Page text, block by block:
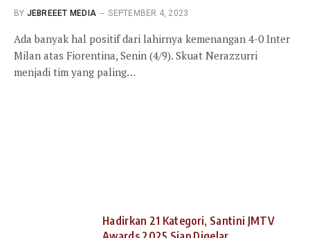
BY JEBREEET MEDIA SEPTEMBER 4, 2023
Ada banyak hal positif dari lahirnya kemenangan 4-0 Inter
Milan atas Fiorentina, Senin (4/9). Skuat Nerazzurri
menjadi tim yang paling…
Hadirkan 21 Kategori, Santini JMTV